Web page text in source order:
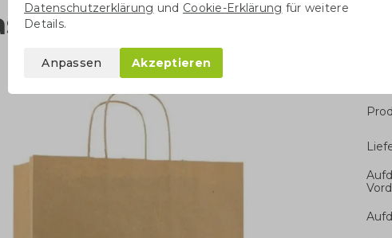
M | 100 gr./m2
Datenschutzerklärung und Cookie-Erklärung für weitere
Details.
Anpassen Akzeptieren